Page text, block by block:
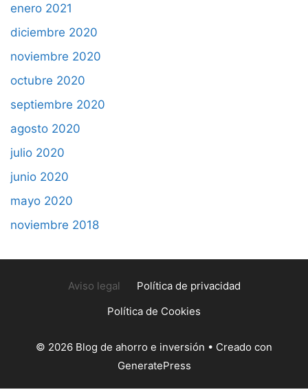
enero 2021
diciembre 2020
noviembre 2020
octubre 2020
septiembre 2020
agosto 2020
julio 2020
junio 2020
mayo 2020
noviembre 2018
Aviso legal
Política de privacidad
Política de Cookies
© 2026 Blog de ahorro e inversión • Creado con
GeneratePress